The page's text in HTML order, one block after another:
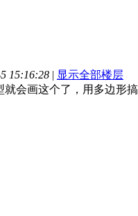
15:16:28 | 显示全部楼层
就会画这个了，用多边形